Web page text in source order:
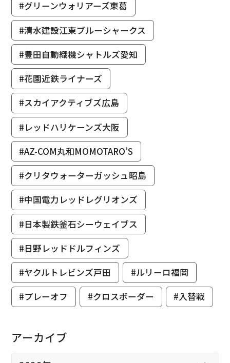
#グリーンウォリアーズ東葛
#清水建設江東ブルーシャークス
#豊田自動織機シャトルズ愛知
#花園近鉄ライナーズ
#スカイアクティブズ広島
#レッドハリケーンズ大阪
#AZ-COM丸和MOMOTARO’S
#クリタウォーターガッシュ昭島
#中国電力レッドレグリオンズ
#日本製鉄釜石シーウェイブス
#日野レッドドルフィンズ
#ヤクルトレビンズ戸田
#ルリーロ福岡
#プレーオフ
#クロスボーダー #入替戦
アーカイブ